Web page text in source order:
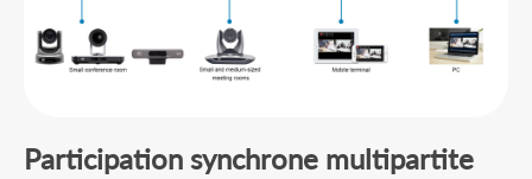
Participation synchrone multipartite